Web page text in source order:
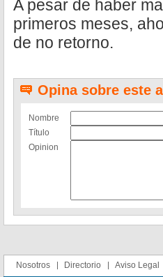
A pesar de haber
primeros meses,
de no retorno.
Opina sobre este
Nombre
Título
Opinion
Nosotros Directorio Aviso Legal